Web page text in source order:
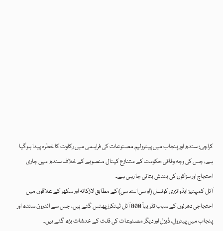
کراچی: سندھ اور پنجاب میں پیٹرولیم مصنوعات کی فراہمی میں رکاوٹ کا خطرہ پیدا ہوگیا
ہے، جس کی وجہ وفاقی حکومت کے متنازع کینال منصوبے کے خلاف سندھ میں جاری
احتجاج اور سڑکوں کی بندش بتائی جا رہی ہے۔
آئل کمپنیز ایڈوائزری کونسل (او سی اے سی) کے مطابق لاڑکانہ اور سکھر کے علاقوں میں
احتجاجی دھرنوں کے سبب تقریباً 800 آئل ٹینکرز پھنس گئے ہیں، جس سے اندرون سندھ اور
پنجاب میں پیٹرول، ڈیزل اور دیگر مصنوعات کی قلت کے خدشات بڑھ گئے ہیں۔